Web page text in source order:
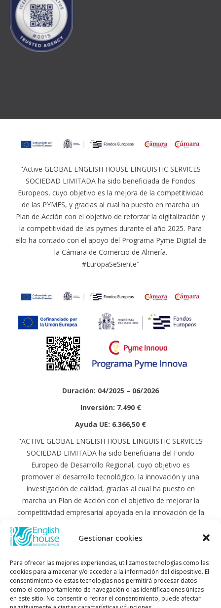
Gestionar cookies
Para ofrecer las mejores experiencias, utilizamos tecnologías como las
cookies para almacenar y/o acceder a la información del dispositivo. El
consentimiento de estas tecnologías nos permitirá procesar datos
como el comportamiento de navegación o las identificaciones únicas
en este sitio. No consentir o retirar el consentimiento, puede afectar
"Active GLOBAL ENGLISH HOUSE LINGUISTIC SERVICES
SOCIEDAD LIMITADA ha sido beneficiada de Fondos
Europeos, cuyo objetivo es la mejora de la competitividad
de las PYMES, y gracias al cual ha puesto en marcha un
Plan de Acción con el objetivo de reforzar la digitalización y
la competitividad de las pymes durante el año 2025. Para
ello ha contado con el apoyo del Programa Pyme Digital de
la Cámara de Comercio de Almería.
#EuropaSeSiente"
Duración: 04/2025 – 06/2026
Inversión: 7.490 €
Ayuda UE: 6.366,50 €
"ACTIVE GLOBAL ENGLISH HOUSE LINGUISTIC SERVICES
SOCIEDAD LIMITADA ha sido beneficiaria del Fondo
Europeo de Desarrollo Regional, cuyo objetivo es
promover el desarrollo tecnológico, la innovación y una
investigación de calidad, gracias al cual ha puesto en
marcha un Plan de Acción con el objetivo de mejorar la
competitividad empresarial apoyada en la innovación de la
apoyo del Programa Pyme Innova de la Cámara de
#EuropaSeSiente"